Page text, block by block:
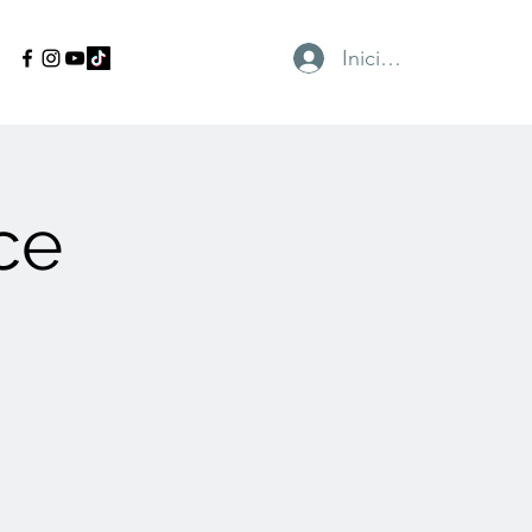
Iniciar sesión